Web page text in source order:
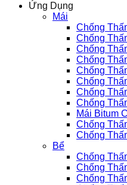
Ứng Dụng
Mái
Chống
Chống
Chống
Chống
Chống
Chống
Chống
Chống
Mái Bitum
Chống
Chống
Bể
Chống
Chống
Chống